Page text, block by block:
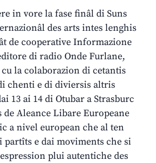
in vore la fase finâl di Suns
des arts intes lenghis
de cooperative Informazione
di radio Onde Furlane,
la colaborazion di cetantis
chenti e di diviersis altris
13 ai 14 di Otubar a Strasburc
Aleance Libare Europeane
a nivel european che al ten
partîts e dai moviments che si
plui autentiche des